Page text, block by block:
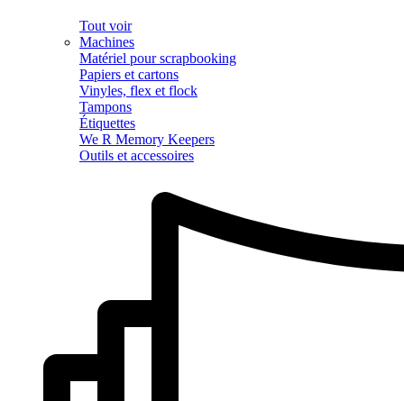
Tout voir
Machines
Matériel pour scrapbooking
Papiers et cartons
Vinyles, flex et flock
Tampons
Étiquettes
We R Memory Keepers
Outils et accessoires